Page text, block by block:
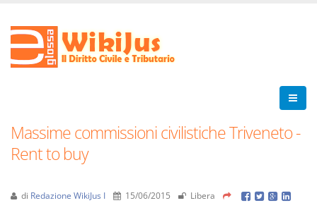
Massime commissioni civilistiche Triveneto -
Rent to buy
di Redazione WikiJus I 15/06/2015 Libera